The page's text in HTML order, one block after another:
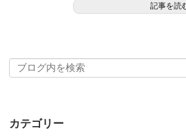
記事を読
カテゴリー